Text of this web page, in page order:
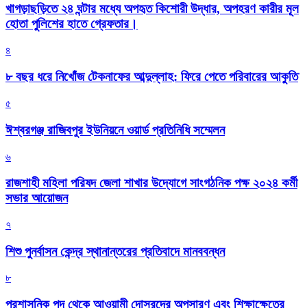
খাগড়াছড়িতে ২৪ ঘন্টার মধ্যে অপহৃত কিশোরী উদ্ধার, অপহরণ কারীর মূল
হোতা পুলিশের হাতে গ্রেফতার।
৪
৮ বছর ধরে নিখোঁজ টেকনাফের আব্দুল্লাহ: ফিরে পেতে পরিবারের আকুতি
৫
ঈশ্বরগঞ্জ রাজিবপুর ইউনিয়নে ওয়ার্ড প্রতিনিধি সম্মেলন
৬
রাজশাহী মহিলা পরিষদ জেলা শাখার উদ্যোগে সাংগঠনিক পক্ষ ২০২৪ কর্মী
সভার আয়োজন
৭
শিশু পুনর্বাসন কেন্দ্র স্থানান্তরের প্রতিবাদে মানববন্ধন
৮
প্রশাসনিক পদ থেকে আওয়ামী দোসরদের অপসারণ এবং শিক্ষাক্ষেত্রে